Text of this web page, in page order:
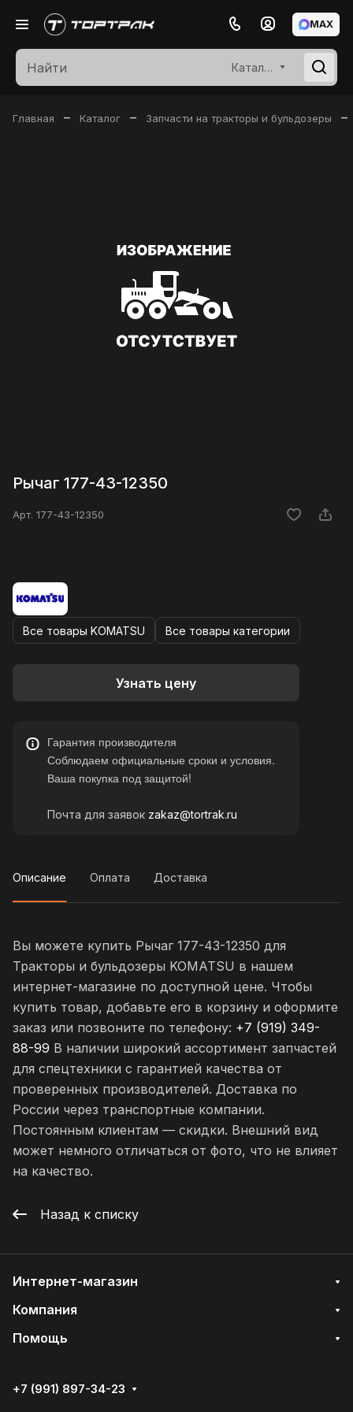
Каталог
MAX
Главная – Каталог – Запчасти на тракторы и бульдозеры –
Рычаг 177-43-12350
Арт. 177-43-12350
Все товары KOMATSU Все товары категории
Узнать цену
Гарантия производителя
Соблюдаем официальные сроки и условия.
Ваша покупка под защитой!
Почта для заявок zakaz@tortrak.ru
Описание Оплата Доставка
Вы можете купить Рычаг 177-43-12350 для
Тракторы и бульдозеры KOMATSU в нашем
интернет-магазине по доступной цене. Чтобы
купить товар, добавьте его в корзину и оформите
заказ или позвоните по телефону: +7 (919) 349-
88-99 В наличии широкий ассортимент запчастей
для спецтехники с гарантией качества от
проверенных производителей. Доставка по
России через транспортные компании.
Постоянным клиентам — скидки. Внешний вид
может немного отличаться от фото, что не влияет
на качество.
Назад к списку
Интернет-магазин
Компания
Помощь
+7 (991) 897-34-23